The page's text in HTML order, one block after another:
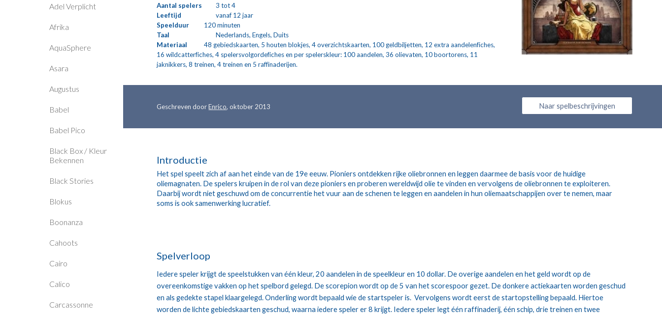
Adel Verplicht
Afrika
AquaSphere
Asara
Augustus
Babel
Babel Pico
Black Box / Kleur
Bekennen
Black Stories
Blokus
Boonanza
Cahoots
Cairo
Calico
Carcassonne
Aantal spelers
3 tot 4
Leeftijd
vanaf 12 jaar
Speelduur
120 minuten
Taal
Nederlands, Engels, Duits
Materiaal
48 gebiedskaarten, 5 houten blokjes, 4 overzichtskaarten, 100 geldbiljetten, 12 extra aandelenfiches,
16 wildcatterfiches, 4 spelersvolgordefiches en per spelerskleur: 100 aandelen, 36 olievaten, 10 boortorens, 11
jaknikkers, 8 treinen, 4 treinen en 5 raffinaderijen.
Geschreven door Enrico, oktober 2013 Naar spelbeschrijvingen
Introductie
Het spel speelt zich af aan het einde van de 19e eeuw. Pioniers ontdekken rijke oliebronnen en leggen daarmee de basis voor de huidige
oliemagnaten. De spelers kruipen in de rol van deze pioniers en proberen wereldwijd olie te vinden en vervolgens de oliebronnen te exploiteren.
Daarbij wordt niet geschuwd om de concurrentie het vuur aan de schenen te leggen en aandelen in hun oliemaatschappijen over te nemen, maar
soms is ook samenwerking lucratief.
Spelverloop
Iedere speler krijgt de speelstukken van één kleur, 20 aandelen in de speelkleur en 10 dollar. De overige aandelen en het geld wordt op de
overeenkomstige vakken op het spelbord gelegd. De scorepion wordt op de 5 van het scorespoor gezet. De donkere actiekaarten worden geschud
en als gedekte stapel klaargelegd. Onderling wordt bepaald wie de startspeler is.  Vervolgens wordt eerst de startopstelling bepaald. Hiertoe
worden de lichte gebiedskaarten geschud, waarna iedere speler er 8 krijgt. Iedere speler legt één raffinaderij, één schip, drie treinen en twee